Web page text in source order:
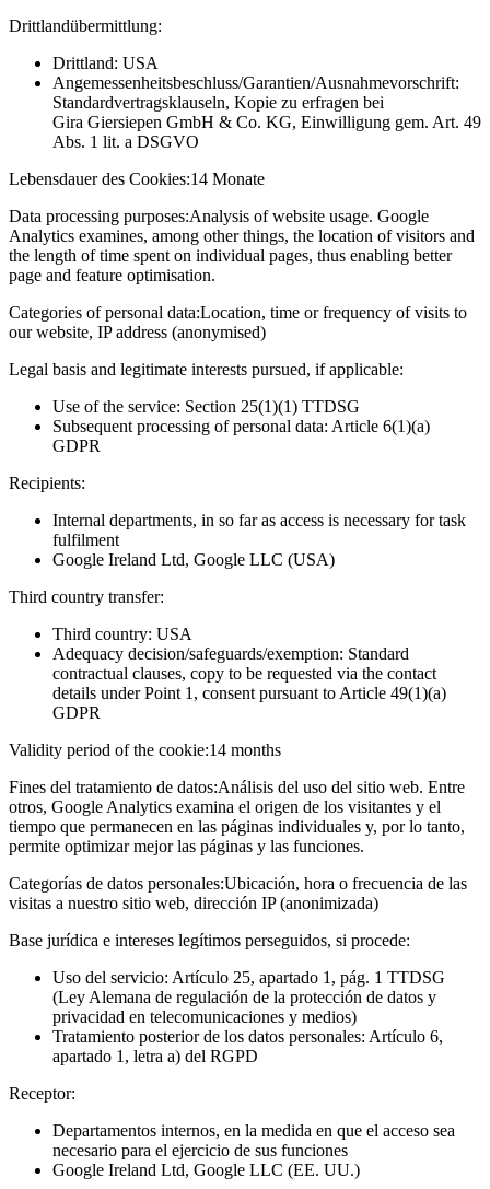
Drittlandübermittlung:
Drittland: USA
Angemessenheitsbeschluss/Garantien/Ausnahmevorschrift:
Standardvertragsklauseln, Kopie zu erfragen bei
Gira Giersiepen GmbH & Co. KG, Einwilligung gem. Art. 49
Abs. 1 lit. a DSGVO
Lebensdauer des Cookies:14 Monate
Data processing purposes:Analysis of website usage. Google
Analytics examines, among other things, the location of visitors and
the length of time spent on individual pages, thus enabling better
page and feature optimisation.
Categories of personal data:Location, time or frequency of visits to
our website, IP address (anonymised)
Legal basis and legitimate interests pursued, if applicable:
Use of the service: Section 25(1)(1) TTDSG
Subsequent processing of personal data: Article 6(1)(a)
GDPR
Recipients:
Internal departments, in so far as access is necessary for task
fulfilment
Google Ireland Ltd, Google LLC (USA)
Third country transfer:
Third country: USA
Adequacy decision/safeguards/exemption: Standard
contractual clauses, copy to be requested via the contact
details under Point 1, consent pursuant to Article 49(1)(a)
GDPR
Validity period of the cookie:14 months
Fines del tratamiento de datos:Análisis del uso del sitio web. Entre
otros, Google Analytics examina el origen de los visitantes y el
tiempo que permanecen en las páginas individuales y, por lo tanto,
permite optimizar mejor las páginas y las funciones.
Categorías de datos personales:Ubicación, hora o frecuencia de las
visitas a nuestro sitio web, dirección IP (anonimizada)
Base jurídica e intereses legítimos perseguidos, si procede:
Uso del servicio: Artículo 25, apartado 1, pág. 1 TTDSG
(Ley Alemana de regulación de la protección de datos y
privacidad en telecomunicaciones y medios)
Tratamiento posterior de los datos personales: Artículo 6,
apartado 1, letra a) del RGPD
Receptor:
Departamentos internos, en la medida en que el acceso sea
necesario para el ejercicio de sus funciones
Google Ireland Ltd, Google LLC (EE. UU.)